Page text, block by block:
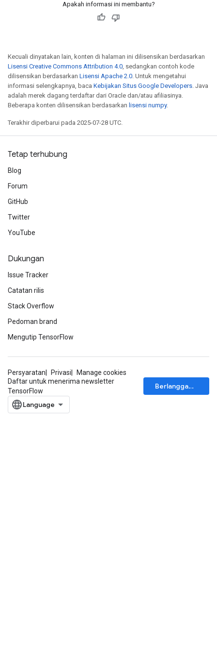
Apakah informasi ini membantu?
Kecuali dinyatakan lain, konten di halaman ini dilisensikan berdasarkan
Lisensi Creative Commons Attribution 4.0, sedangkan contoh kode
dilisensikan berdasarkan Lisensi Apache 2.0. Untuk mengetahui
informasi selengkapnya, baca Kebijakan Situs Google Developers. Java
adalah merek dagang terdaftar dari Oracle dan/atau afiliasinya.
Beberapa konten dilisensikan berdasarkan lisensi numpy.
Terakhir diperbarui pada 2025-07-28 UTC.
Tetap terhubung
Blog
Forum
GitHub
Twitter
YouTube
Dukungan
Issue Tracker
Catatan rilis
Stack Overflow
Pedoman brand
Mengutip TensorFlow
Persyaratan Privasi
Manage cookies
Daftar untuk menerima newsletter
TensorFlow
Berlangganan